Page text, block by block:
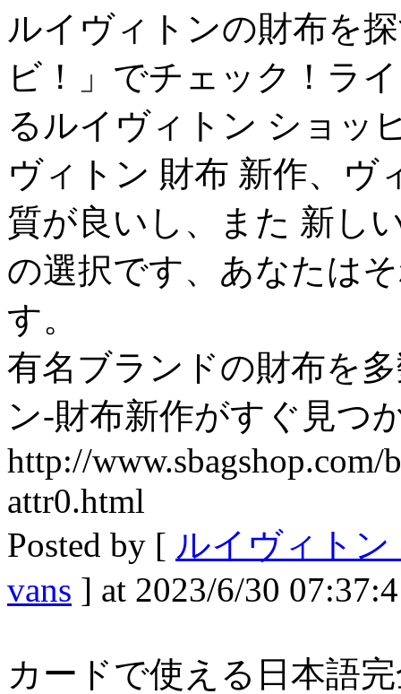
ルイヴィトンの財布を
ビ！」でチェック！ラ
るルイヴィトン ショッ
ヴィトン 財布 新作、ヴ
質が良いし、また 新し
の選択です、あなたは
す。
有名ブランドの財布を
ン-財布新作がすぐ見つ
http://www.sbagshop.com/
attr0.html
Posted by [ ルイヴィトン
vans ] at 2023/6/30
カードで使える日本語